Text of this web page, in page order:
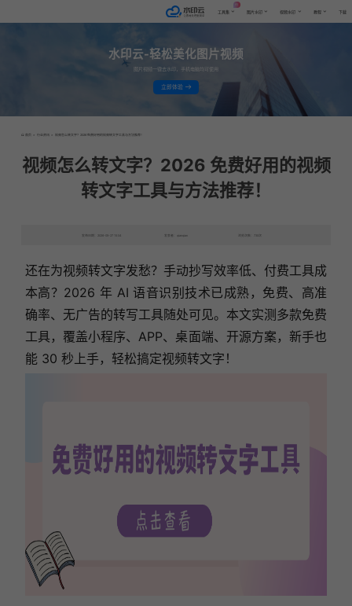
工具集
AI
图片水印 视频水印 教程 下载
水印云-轻松美化图片视频
图片视频一键去水印，手机电脑均可使用
立即体验
首页 > 行业资讯 > 视频怎么转文字？2026 免费好用的视频转文字工具与方法推荐！
视频怎么转文字？2026 免费好用的视频
转文字工具与方法推荐！
发布日期：2026-05-27 15:04 发表者：qianqian 浏览次数：730次
还在为视频转文字发愁？手动抄写效率低、付费工具成
本高？2026 年 AI 语音识别技术已成熟，免费、高准
确率、无广告的转写工具随处可见。本文实测多款免费
工具，覆盖小程序、APP、桌面端、开源方案，新手也
能 30 秒上手，轻松搞定视频转文字！